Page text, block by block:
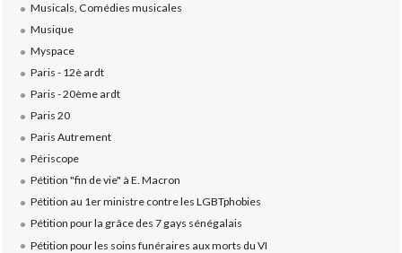
Musicals, Comédies musicales
Musique
Myspace
Paris - 12è ardt
Paris - 20ème ardt
Paris 20
Paris Autrement
Périscope
Pétition "fin de vie" à E. Macron
Pétition au 1er ministre contre les LGBTphobies
Pétition pour la grâce des 7 gays sénégalais
Pétition pour les soins funéraires aux morts du VI